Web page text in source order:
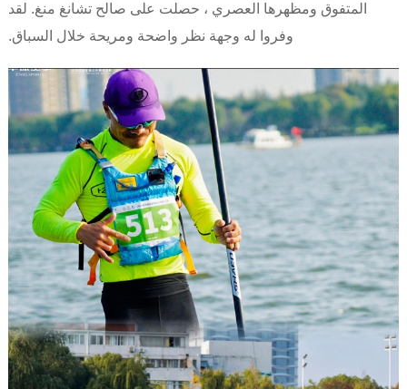
المتفوق ومظهرها العصري ، حصلت على صالح تشانغ منغ. لقد
وفروا له وجهة نظر واضحة ومريحة خلال السباق.